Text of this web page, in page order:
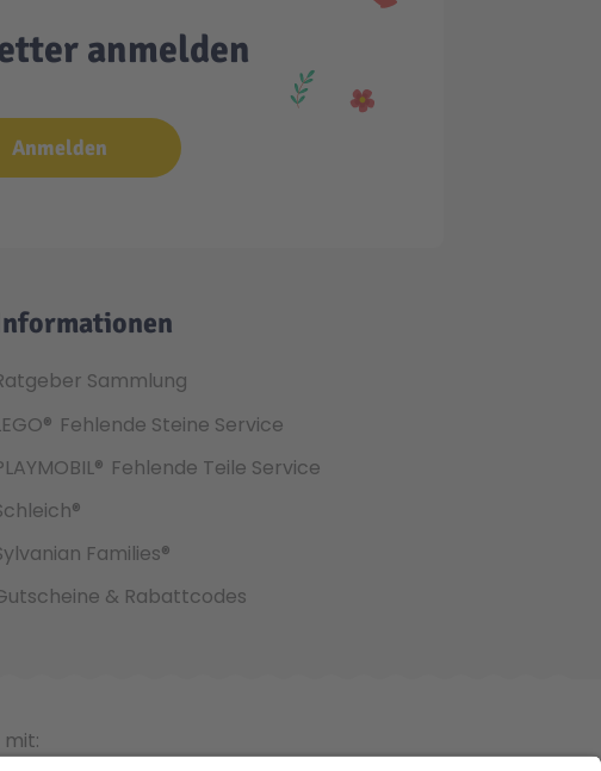
anmelden
Anmelden
Sammlung
Fehlende Steine Service
Fehlende Teile Service
Families®
& Rabattcodes